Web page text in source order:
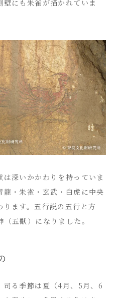
にも朱雀が描かれていま
深いかかわりを持っていま
・朱雀・玄武・白虎に中央
ます。五行説の五行と方
五獣）になりました。
る季節は夏（4月、5月、6